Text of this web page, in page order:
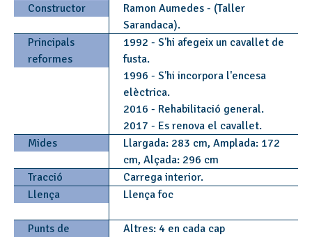
Constructor
Ramon Aumedes - (Taller
Sarandaca).
Principals
reformes
1992 - S'hi afegeix un cavallet de
fusta.
1996 - S'hi incorpora l'encesa
elèctrica.
2016 - Rehabilitació general.
2017 - Es renova el cavallet.
Mides
Llargada: 283 cm, Amplada: 172
cm, Alçada: 296 cm
Tracció
Carrega interior.
Llença
Llença foc
Punts de
Altres: 4 en cada cap